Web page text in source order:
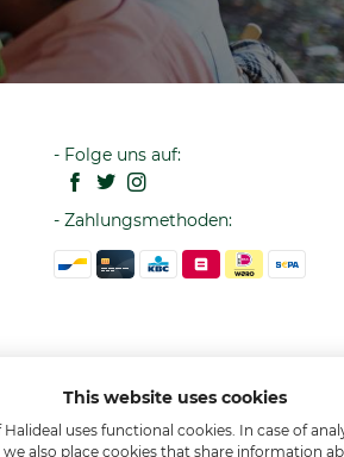
- Folge uns auf:
- Zahlungsmethoden:
This website uses cookies
Halideal uses functional cookies. In case of
also place cookies that share information